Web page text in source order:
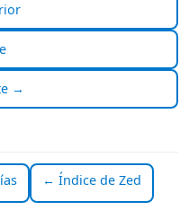
→
← Índice de Zed